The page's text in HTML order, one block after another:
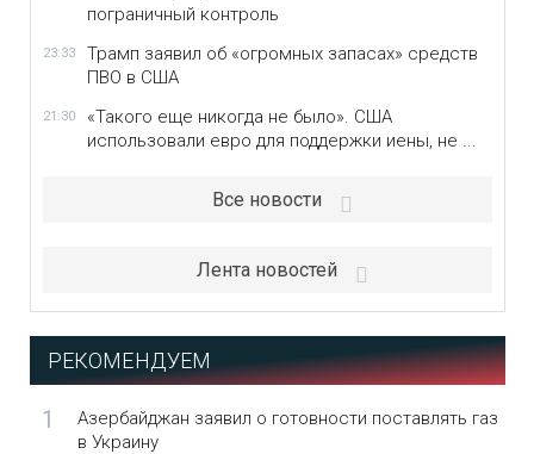
пограничный контроль
23:33
Трамп заявил об «огромных запасах» средств
ПВО в США
21:30
«Такого еще никогда не было». США
использовали евро для поддержки иены, не ...
Все новости
Лента новостей
РЕКОМЕНДУЕМ
1
Азербайджан заявил о готовности поставлять газ
в Украину